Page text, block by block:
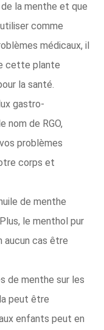
de la menthe et que
comme
médicaux, il
cette plante
la santé.
gastro-
nom de RGO,
problèmes
corps et
de menthe
le menthol pur
cas être
de menthe sur les
peut être
enfants peut en